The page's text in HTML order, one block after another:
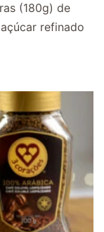
(180g) de
refinado